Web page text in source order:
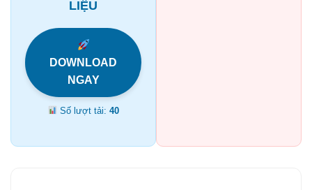
LIỆU
DOWNLOAD
NGAY
Số lượt tải:40